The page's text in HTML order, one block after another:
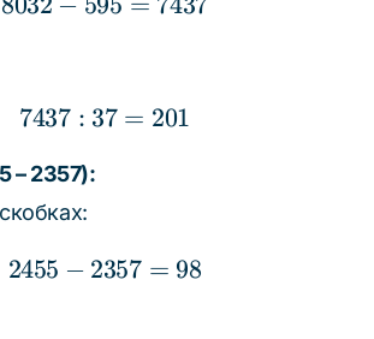
7437 : 37 = 201
7437 : 37 = 201
– 2357):
2455 - 2357 = 98
2455 − 2357 = 98